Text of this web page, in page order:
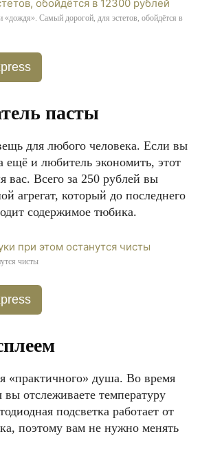
Самый дорогой, для эстетов, обойдётся в
пасты
для любого человека. Если вы
ещё и любитель экономить, этот
вас. Всего за 250 рублей вы
агрегат, который до последнего
содержимое тюбика.
чисты
«практичного» душа. Во время
отслеживаете температуру
подсветка работает от
поэтому вам не нужно менять